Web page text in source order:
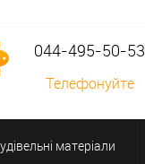
044-495-50-53
Телефонуйте
матеріали